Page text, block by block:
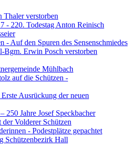
Thaler verstorben
- 220. Todestag Anton Reinisch
- Auf den Spuren des Sensenschmiedes
Bgm. Erwin Posch verstorben
Mühlbach
auf die Schützen -
Ausrückung der neuen
250 Jahre Josef Speckbacher
Volderer Schützen
- Podestplätze gepachtet
Schützenbezirk Hall